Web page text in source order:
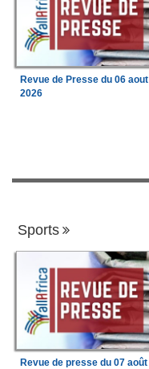
Revue de Presse du 06 aout
2026
Sports
Revue de presse du 07 août